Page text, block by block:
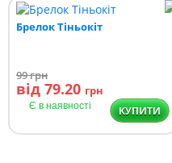
Брелок Тіньокіт
99грн
від 79.20 грн
Є в наявності КУПИТИ